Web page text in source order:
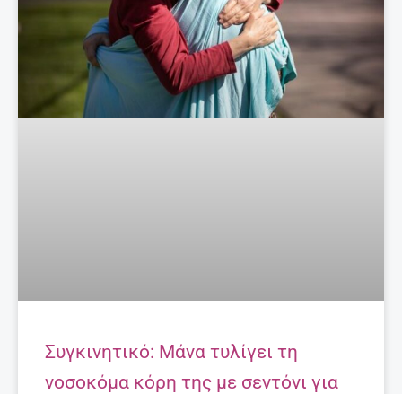
Συγκινητικό: Μάνα τυλίγει τη
νοσοκόμα κόρη της με σεντόνι για